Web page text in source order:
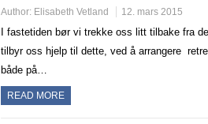
Author: Elisabeth Vetland 12. mars 2015
I fastetiden bør vi trekke oss litt tilbake fra
tilbyr oss hjelp til dette, ved å arrangere
både på…
READ MORE